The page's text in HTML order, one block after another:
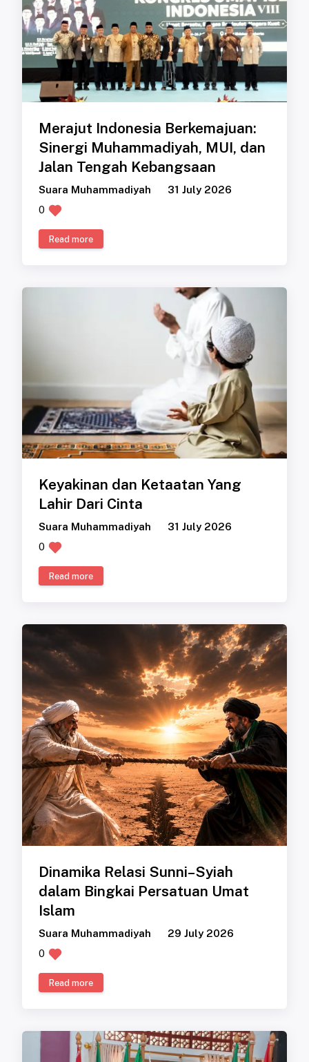
Merajut Indonesia Berkemajuan:
Sinergi Muhammadiyah, MUI, dan
Jalan Tengah Kebangsaan
Suara Muhammadiyah
31 July 2026
0
Read more
Keyakinan dan Ketaatan Yang
Lahir Dari Cinta
Suara Muhammadiyah
31 July 2026
0
Read more
Dinamika Relasi Sunni–Syiah
dalam Bingkai Persatuan Umat
Islam
Suara Muhammadiyah
29 July 2026
0
Read more